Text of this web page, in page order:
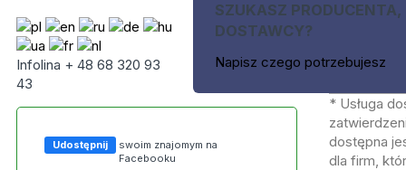
Infolina + 48 68 320 93
43
SZUKASZ PRODUCENTA,
DOSTAWCY?
Napisz czego potrzebujesz
Udostępnij
swoim znajomym na
Facebooku
* Usługa
dostępna
dla firm,